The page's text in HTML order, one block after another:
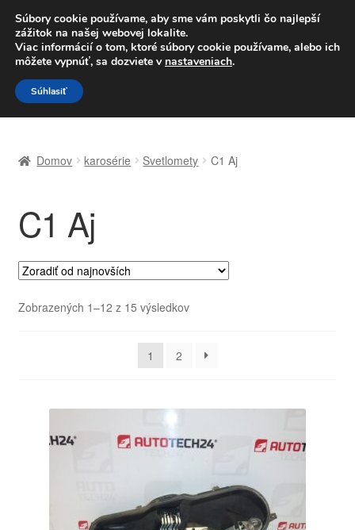
DOPRAVA od 6 EUR
Po–Pi 09:00–16:00 233 221 276
Preskočiť
na
navigáciu
Preskočiť
na
obsah
Celosvetová preprava
Doprava
Kontakt
Košík
Domov karosérie Svetlomety C1 Aj
C1 Aj
Zobrazených 1–12 z 15 výsledkovZoradené
1
2
Súbory cookie používame, aby sme vám poskytli čo najlepší
zážitok na našej webovej lokalite.
Viac informácií o tom, ktoré súbory cookie používame, alebo ich
môžete vypnúť, sa dozviete v nastaveniach.
Súhlasiť